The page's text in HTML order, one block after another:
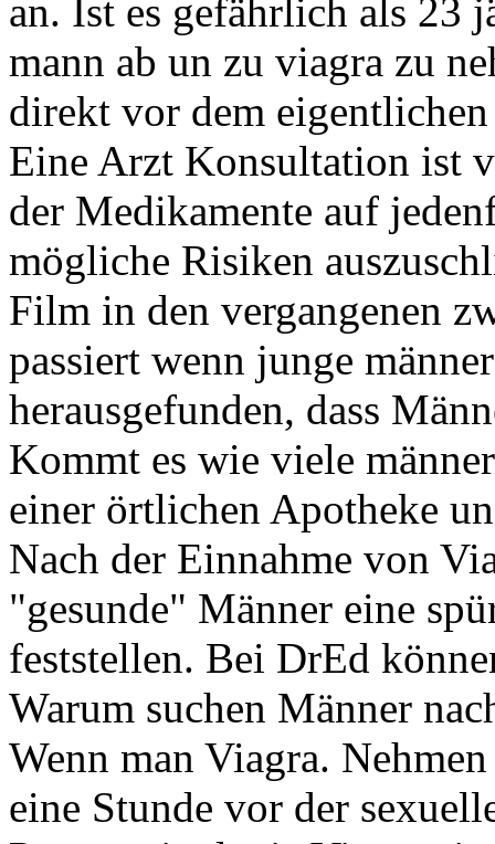
an. Ist es gefährlich als 23
mann ab un zu viagra zu
direkt vor dem
Eine Arzt Konsultation ist
der Medikamente auf
mögliche Risiken
Film in den vergangenen
passiert wenn junge
herausgefunden, dass
Kommt es wie viele
einer örtlichen Apotheke
Nach der Einnahme von
"gesunde" Männer eine
feststellen. Bei DrEd
Warum suchen Männer
Wenn man Viagra.
eine Stunde vor der